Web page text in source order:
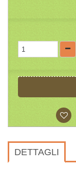
DETTAGLI